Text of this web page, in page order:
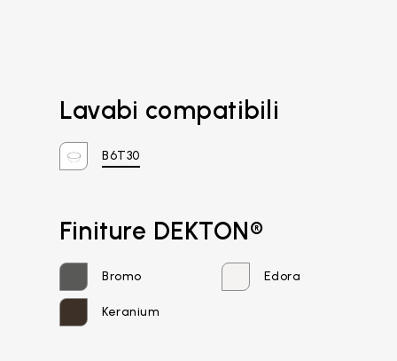
Email*
Lavabi compatibili
B6T30
Finiture DEKTON®
Bromo Edora
Keranium